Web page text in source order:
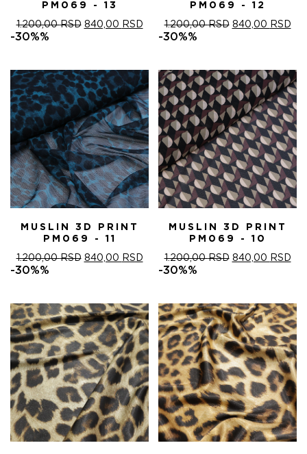
PM069 - 13
1.200,00RSD ОРИГИНАЛНА
1.200,00 RSD.
840,00 RSDТРЕНУТНА
ЦЕНА
-30%%
PM069 - 12
1.200,00RSD ОРИГИНАЛНА
1.200,00 RSD.
840,00 RSD
-30%%
MUSLIN 3D PRINT
PM069 - 11
1.200,00RSD ОРИГИНАЛНА
1.200,00 RSD.
840,00 RSDТРЕНУТНА
ЦЕНА
-30%%
MUSLIN 3D PRINT
PM069 - 10
1.200,00RSD ОРИГИНАЛНА
1.200,00 RSD.
840,00 RSD
-30%%